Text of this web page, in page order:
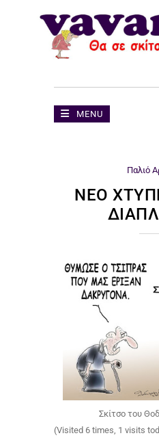
MENU
Παλιό
ΝΈΟ
Σκίτσο του
(Visited 6 times, 1 visits